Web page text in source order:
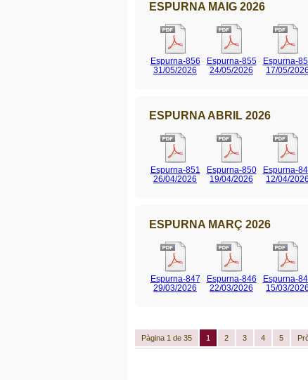
ESPURNA MAIG 2026
Espurna-856
31/05/2026
Espurna-855
24/05/2026
Espurna-
17/05/2026
ESPURNA ABRIL 2026
Espurna-851
26/04/2026
Espurna-850
19/04/2026
Espurna-
12/04/2026
ESPURNA MARÇ 2026
Espurna-847
29/03/2026
Espurna-846
22/03/2026
Espurna-
15/03/2026
Pàgina 1 de 35 1 2 3 4 5